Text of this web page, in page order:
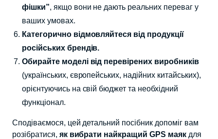
фішки”, якщо вони не дають реальних переваг у
ваших умовах.
Категорично відмовляйтеся від продукції
російських брендів.
Обирайте моделі від перевірених виробників
(українських, європейських, надійних китайських),
орієнтуючись на свій бюджет та необхідний
функціонал.
Сподіваємося, цей детальний посібник допоміг вам
розібратися, як вибрати найкращий GPS маякдля